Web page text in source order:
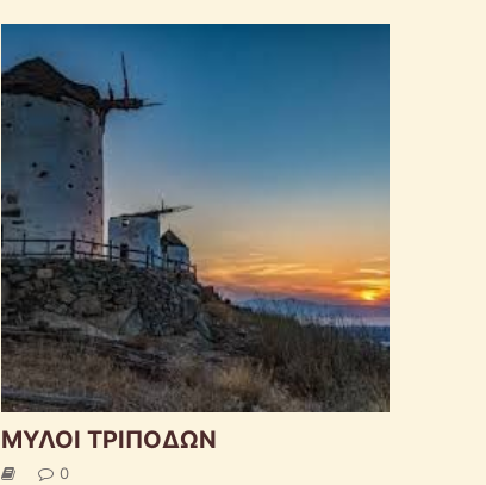
ΜΥΛΟΙ ΤΡΙΠΟΔΩΝ
0